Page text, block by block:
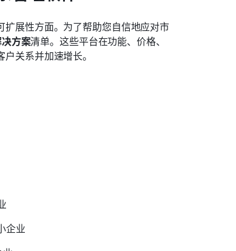
扩展性方面。为了帮助您自信地应对市
方案清单。这些平台在功能、价格、
关系并加速增长。
企业